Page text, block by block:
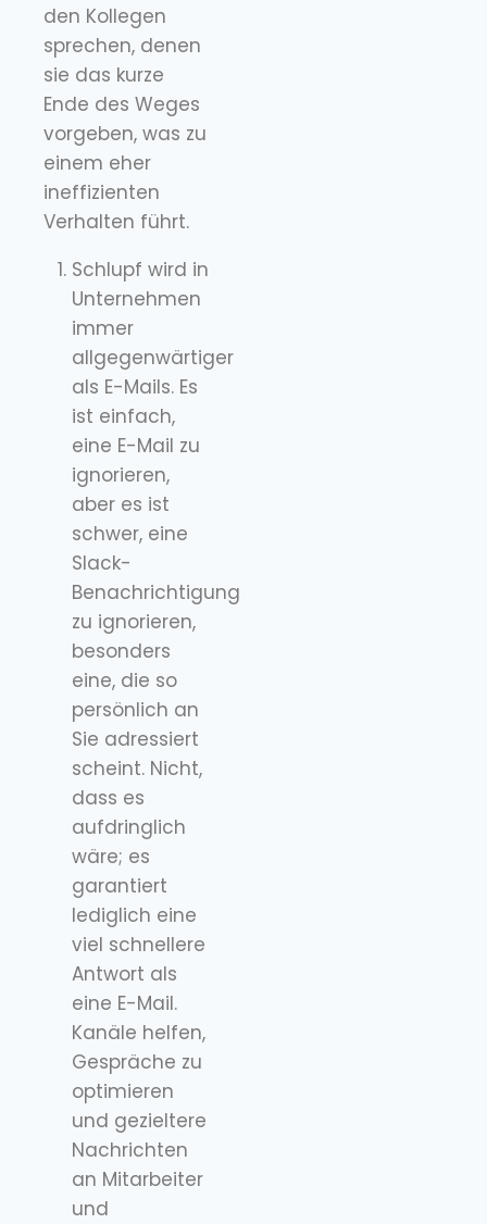
den Kollegen
sprechen, denen
sie das kurze
Ende des Weges
vorgeben, was zu
einem eher
ineffizienten
Verhalten führt.
Schlupf wird in
Unternehmen
immer
allgegenwärtiger
als E-Mails. Es
ist einfach,
eine E-Mail zu
ignorieren,
aber es ist
schwer, eine
Slack-
Benachrichtigung
zu ignorieren,
besonders
eine, die so
persönlich an
Sie adressiert
scheint. Nicht,
dass es
aufdringlich
wäre; es
garantiert
lediglich eine
viel schnellere
Antwort als
eine E-Mail.
Kanäle helfen,
Gespräche zu
optimieren
und gezieltere
Nachrichten
an Mitarbeiter
und